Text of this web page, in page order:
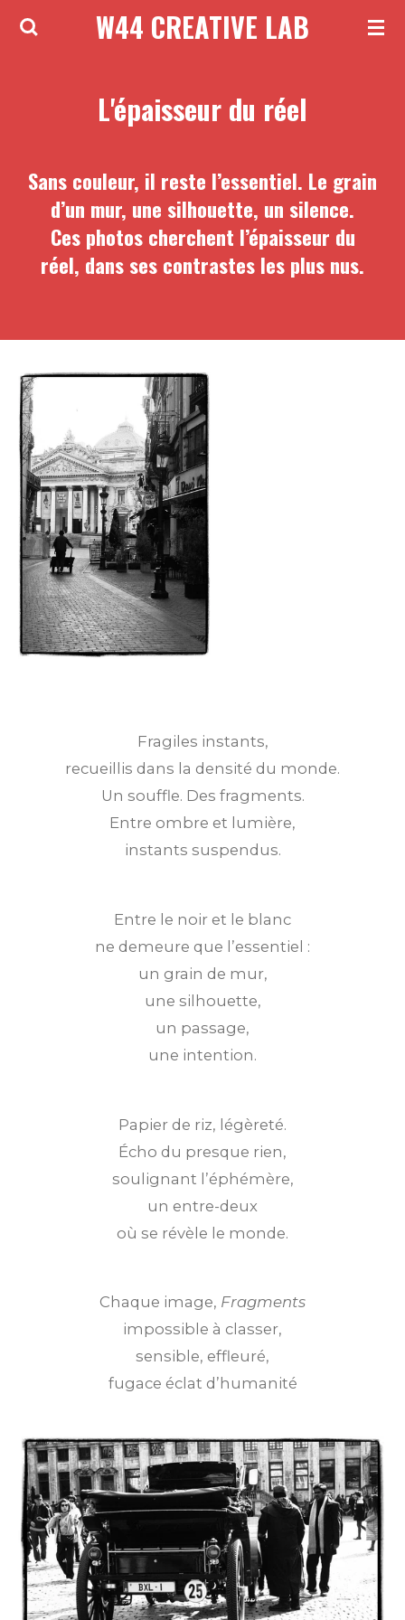
Passer
W44 CREATIVE LAB
L'épaisseur du réel
Sans couleur, il reste l’essentiel. Le grain
d’un mur, une silhouette, un silence.
Ces photos cherchent l’épaisseur du
réel, dans ses contrastes les plus nus.
Fragiles instants,
recueillis dans la densité du monde.
Un souffle. Des fragments.
Entre ombre et lumière,
instants suspendus.
Entre le noir et le blanc
ne demeure que l’essentiel :
un grain de mur,
une silhouette,
un passage,
une intention.
Papier de riz, légèreté.
Écho du presque rien,
soulignant l’éphémère,
un entre-deux
où se révèle le monde.
Chaque image, Fragments
impossible à classer,
sensible, effleuré,
fugace éclat d’humanité